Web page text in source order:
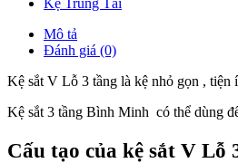
Mô tả
Đánh giá (0)
Kệ sắt V Lỗ 3 tầng là kệ nhỏ gọn , tiện
Kệ sắt 3 tầng Bình Minh có thể dùng
Cấu tạo của kệ sắt V Lỗ